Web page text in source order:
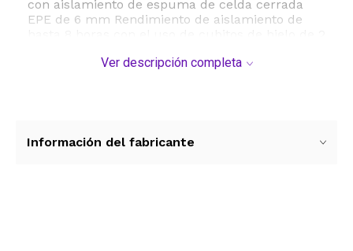
con aislamiento de espuma de celda cerrada
EPE de 6 mm Rendimiento de aislamiento de
mantienen las bebidas cerca El compartimento
frontal de malla para mayor almacenamiento
Ver descripción completa
Información del fabricante